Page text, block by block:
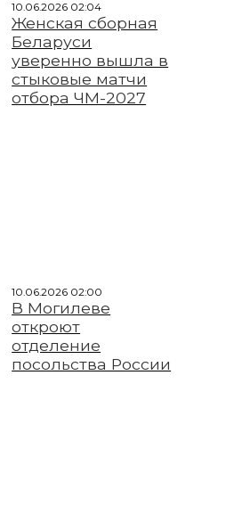
10.06.2026 02:04
Женская сборная
Беларуси
уверенно вышла в
стыковые матчи
отбора ЧМ-2027
10.06.2026 02:00
В Могилеве
откроют
отделение
посольства России